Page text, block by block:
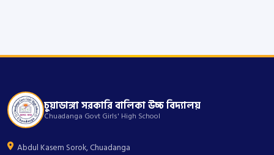
চুয়াডাঙ্গা সরকারি বালিকা উচ্চ বিদ্যালয়
Chuadanga Govt Girls' High School
Abdul Kasem Sorok, Chuadanga